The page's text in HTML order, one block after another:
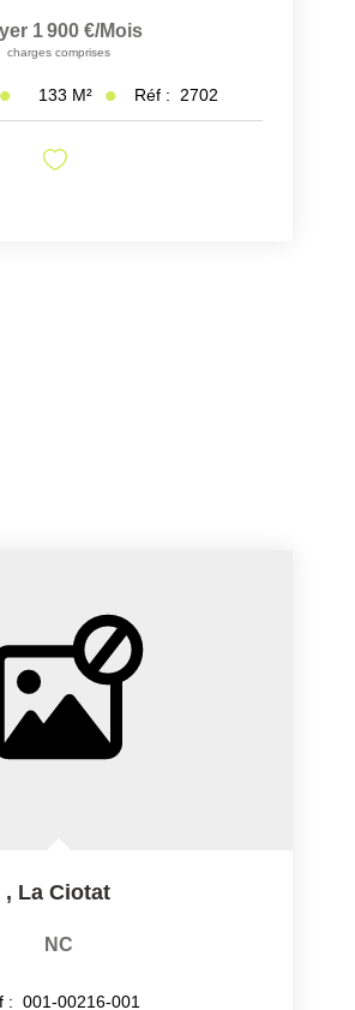
1 900 €/mois
charges comprises
133 M² Réf : 2702
, La Ciotat
NC
: 001-00216-001